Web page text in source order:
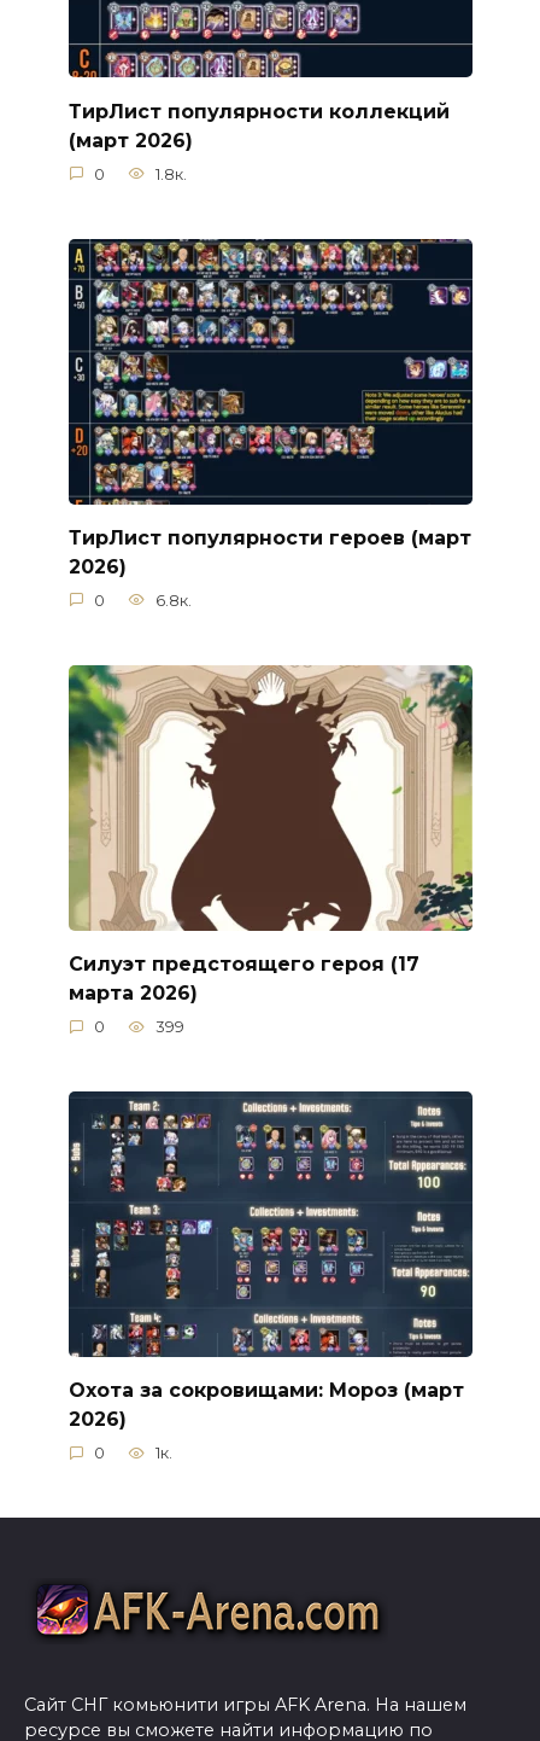
ТирЛист популярности коллекций
(март 2026)
0 1.8к.
ТирЛист популярности героев (март
2026)
0 6.8к.
Силуэт предстоящего героя (17
марта 2026)
0 399
Охота за сокровищами: Мороз (март
2026)
0 1к.
Сайт СНГ комьюнити игры AFK Arena. На нашем
ресурсе вы сможете найти информацию по